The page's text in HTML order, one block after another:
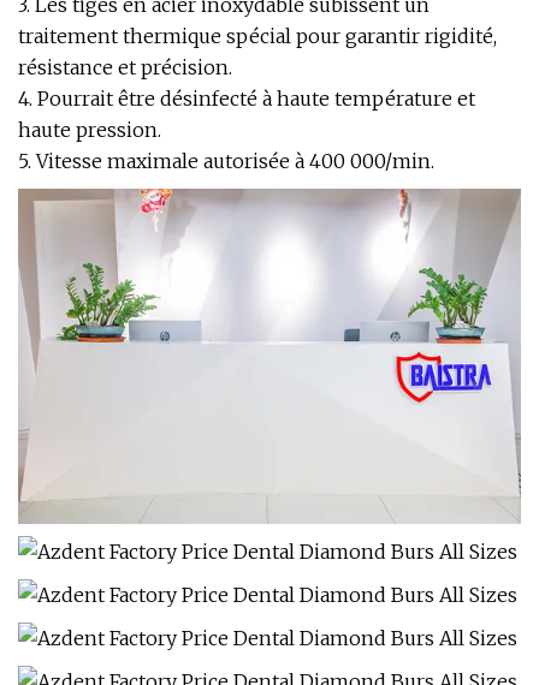
3. Les tiges en acier inoxydable subissent un
traitement thermique spécial pour garantir rigidité,
résistance et précision.
4. Pourrait être désinfecté à haute température et
haute pression.
5. Vitesse maximale autorisée à 400 000/min.